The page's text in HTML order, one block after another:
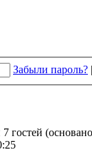
Забыли пароль? |
гостей